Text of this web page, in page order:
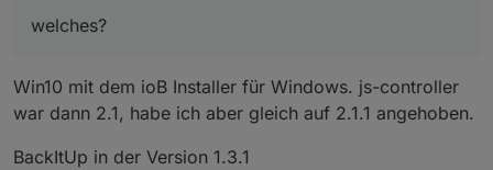
welches?
Win10 mit dem ioB Installer für Windows. js-controller
war dann 2.1, habe ich aber gleich auf 2.1.1 angehoben.
BackItUp in der Version 1.3.1